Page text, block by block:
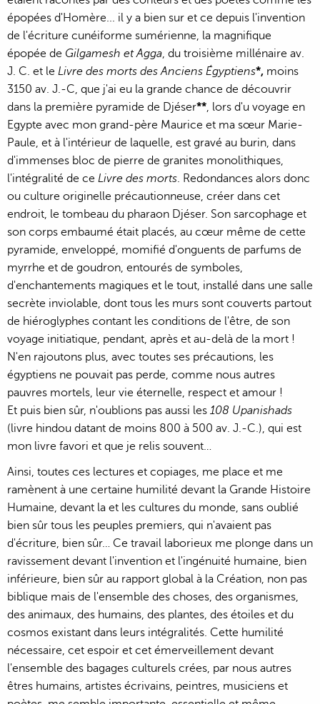
épopées d'Homère... il y a bien sur et ce depuis l'invention
de l'écriture cunéiforme sumérienne, la magnifique
épopée de Gilgamesh et Agga, du troisième millénaire av.
J. C. et le Livre des morts des Anciens Égyptiens*, moins
3150 av. J.-C, que j'ai eu la grande chance de découvrir
dans la première pyramide de Djéser**, lors d'u voyage en
Egypte avec mon grand-père Maurice et ma sœur Marie-
Paule, et à l'intérieur de laquelle, est gravé au burin, dans
d'immenses bloc de pierre de granites monolithiques,
l'intégralité de ce Livre des morts. Redondances alors donc
ou culture originelle précautionneuse, créer dans cet
endroit, le tombeau du pharaon Djéser. Son sarcophage et
son corps embaumé était placés, au cœur même de cette
pyramide, enveloppé, momifié d'onguents de parfums de
myrrhe et de goudron, entourés de symboles,
d'enchantements magiques et le tout, installé dans une salle
secrète inviolable, dont tous les murs sont couverts partout
de hiéroglyphes contant les conditions de l'être, de son
voyage initiatique, pendant, après et au-delà de la mort !
N'en rajoutons plus, avec toutes ses précautions, les
égyptiens ne pouvait pas perde, comme nous autres
pauvres mortels, leur vie éternelle, respect et amour !
Et puis bien sûr, n'oublions pas aussi les 108 Upanishads
(livre hindou datant de moins 800 à 500 av. J.-C.), qui est
mon livre favori et que je relis souvent…
Ainsi, toutes ces lectures et copiages, me place et me
ramènent à une certaine humilité devant la Grande Histoire
Humaine, devant la et les cultures du monde, sans oublié
bien sûr tous les peuples premiers, qui n'avaient pas
d'écriture, bien sûr… Ce travail laborieux me plonge dans un
ravissement devant l'invention et l'ingénuité humaine, bien
inférieure, bien sûr au rapport global à la Création, non pas
biblique mais de l'ensemble des choses, des organismes,
des animaux, des humains, des plantes, des étoiles et du
cosmos existant dans leurs intégralités. Cette humilité
nécessaire, cet espoir et cet émerveillement devant
l'ensemble des bagages culturels crées, par nous autres
êtres humains, artistes écrivains, peintres, musiciens et